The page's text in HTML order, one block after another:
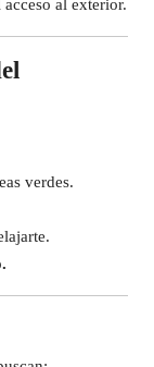
al exterior.
verdes.